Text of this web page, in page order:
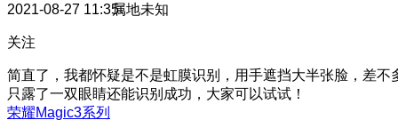
2021-08-27 11:35属地未知
关注
简直了，我都怀疑是不是虹膜识别，用手遮挡大半张脸，差不
只露了一双眼睛还能识别成功，大家可以试试！
荣耀Magic3系列